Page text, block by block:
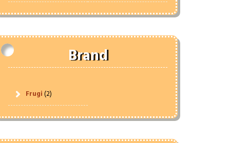
Brand
Frugi(2)